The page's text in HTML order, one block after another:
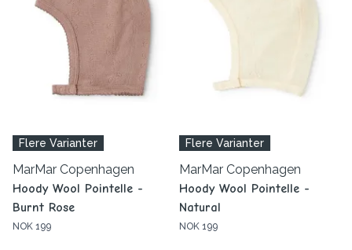
Flere Varianter
MarMar Copenhagen
Hoody Wool Pointelle -
Burnt Rose
NOK 199
Flere Varianter
MarMar Copenhagen
Hoody Wool Pointelle -
Natural
NOK 199